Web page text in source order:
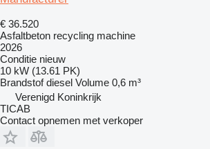
€ 36.520
Asfaltbeton recycling machine
2026
Conditie nieuw
10 kW (13.61 PK)
Brandstof diesel Volume 0,6 m³
Verenigd Koninkrijk
TICAB
Contact opnemen met verkoper